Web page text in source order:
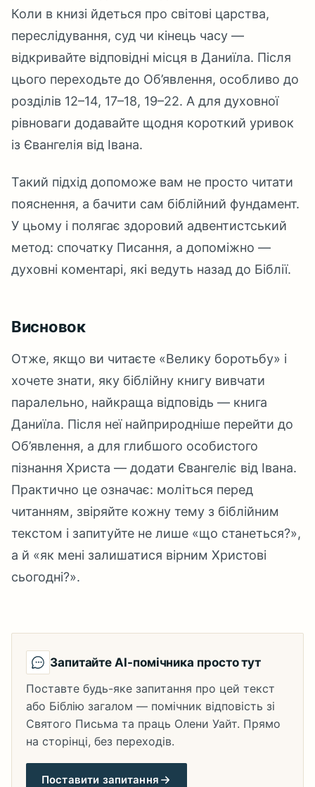
Коли в книзі йдеться про світові царства,
переслідування, суд чи кінець часу —
відкривайте відповідні місця в Даниїла. Після
цього переходьте до Об’явлення, особливо до
розділів 12–14, 17–18, 19–22. А для духовної
рівноваги додавайте щодня короткий уривок
із Євангелія від Івана.
Такий підхід допоможе вам не просто читати
пояснення, а бачити сам біблійний фундамент.
У цьому і полягає здоровий адвентистський
метод: спочатку Писання, а допоміжно —
духовні коментарі, які ведуть назад до Біблії.
Висновок
Отже, якщо ви читаєте «Велику боротьбу» і
хочете знати, яку біблійну книгу вивчати
паралельно, найкраща відповідь — книга
Даниїла. Після неї найприродніше перейти до
Об’явлення, а для глибшого особистого
пізнання Христа — додати Євангеліє від Івана.
Практично це означає: моліться перед
читанням, звіряйте кожну тему з біблійним
текстом і запитуйте не лише «що станеться?»,
а й «як мені залишатися вірним Христові
сьогодні?».
Запитайте AI-помічника просто тут
Поставте будь-яке запитання про цей текст
або Біблію загалом — помічник відповість зі
Святого Письма та праць Олени Уайт. Прямо
на сторінці, без переходів.
Поставити запитання